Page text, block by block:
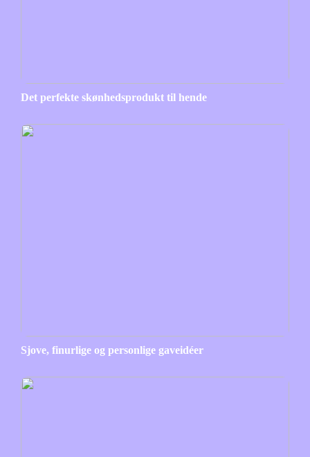
Det perfekte skønhedsprodukt til hende
Sjove, finurlige og personlige gaveidéer